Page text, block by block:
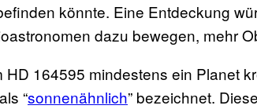
könnte. Eine Entdeckung
dazu bewegen, mehr
HD 164595 mindestens ein Planet
“sonnenähnlich” bezeichnet.